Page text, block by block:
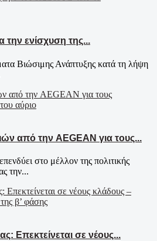
την ενίσχυση της...
Βιώσιμης Ανάπτυξης κατά τη λήψη
από την AEGEAN για τους...
στο μέλλον της πολιτικής
την...
Επεκτείνεται σε νέους...